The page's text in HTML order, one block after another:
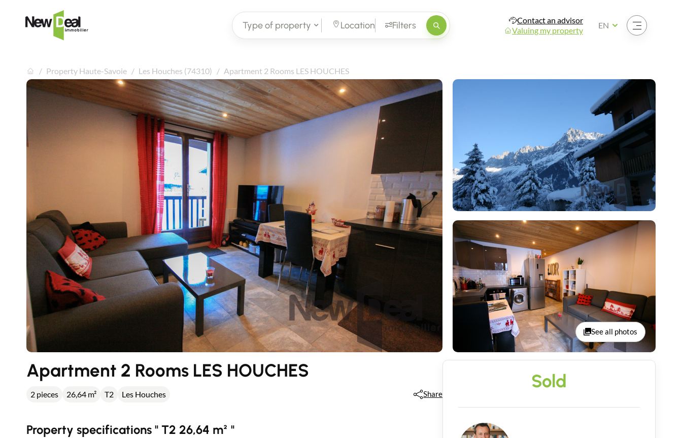
Type of property Location Filters
Contact an advisor
Valuing my property
Open the menu
EN
Property Haute-Savoie Les Houches (74310) Apartment 2 Rooms LES HOUCHES
See all photos
Apartment 2 Rooms LES HOUCHES
2 pieces 26,64 m² T2 Les Houches Share
Property specifications " T2 26,64 m² "
Sold